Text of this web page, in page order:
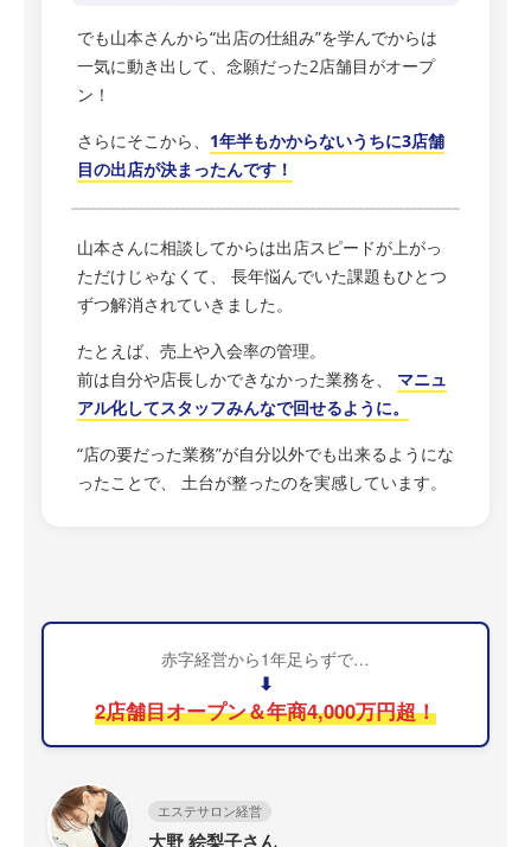
でも山本さんから“出店の仕組み”を学んでからは
一気に動き出して、念願だった2店舗目がオープ
ン！
さらにそこから、 1年半もかからないうちに3店舗
目の出店が決まったんです！
山本さんに相談してからは出店スピードが上がっ
ただけじゃなくて、 長年悩んでいた課題もひとつ
ずつ解消されていきました。
たとえば、売上や入会率の管理。
前は自分や店長しかできなかった業務を、 マニュ
アル化してスタッフみんなで回せるように。
“店の要だった業務”が自分以外でも出来るようにな
ったことで、 土台が整ったのを実感しています。
赤字経営から1年足らずで…
⬇
2店舗目オープン＆年商4,000万円超！
エステサロン経営
大野 絵梨子さん